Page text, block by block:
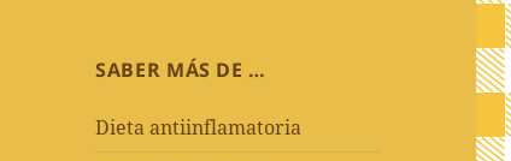
SABER MÁS DE …
Dieta antiinflamatoria